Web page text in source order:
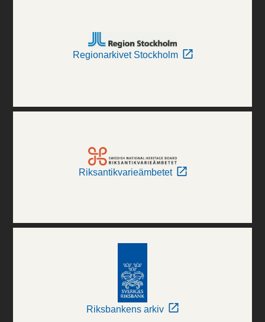
Regionarkivet Stockholm
Riksantikvarieämbetet
Riksbankens arkiv